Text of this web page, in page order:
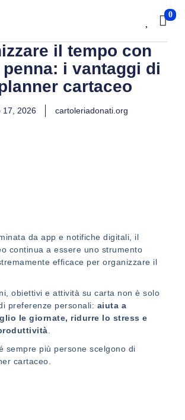
0
il tempo con
i vantaggi di
cartaceo
17, 2026 cartoleriadonati.org
da app e notifiche digitali, il
continua a essere uno strumento
efficace per organizzare il
obiettivi e attività su carta non è solo
preferenze personali: aiuta a
le giornate, ridurre lo stress e
.
sempre più persone scelgono di
cartaceo.